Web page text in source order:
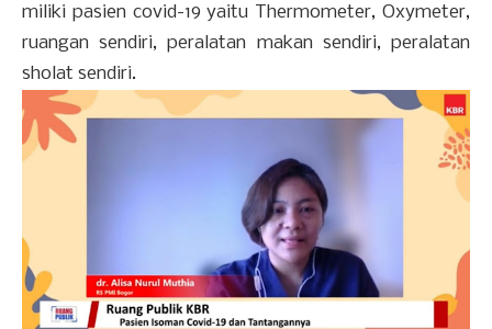
miliki pasien covid-19 yaitu Thermometer, Oxymeter,
ruangan sendiri, peralatan makan sendiri, peralatan
sholat sendiri.